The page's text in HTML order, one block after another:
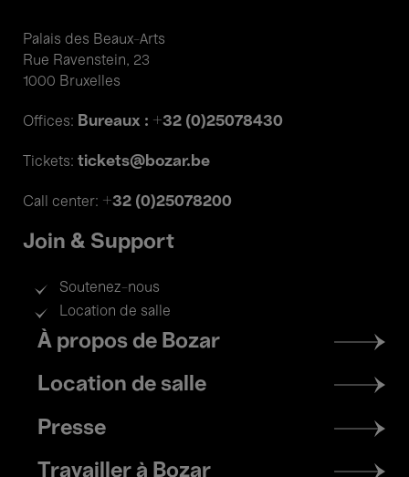
Palais des Beaux-Arts
Rue Ravenstein, 23
1000 Bruxelles
Offices: Bureaux : +32 (0)25078430
Tickets: tickets@bozar.be
Call center: +32 (0)25078200
Join & Support
Soutenez-nous
Location de salle
Footer
menu
À propos de Bozar
Location de salle
Presse
Travailler à Bozar